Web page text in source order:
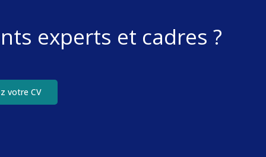
experts et cadres ?
votre CV